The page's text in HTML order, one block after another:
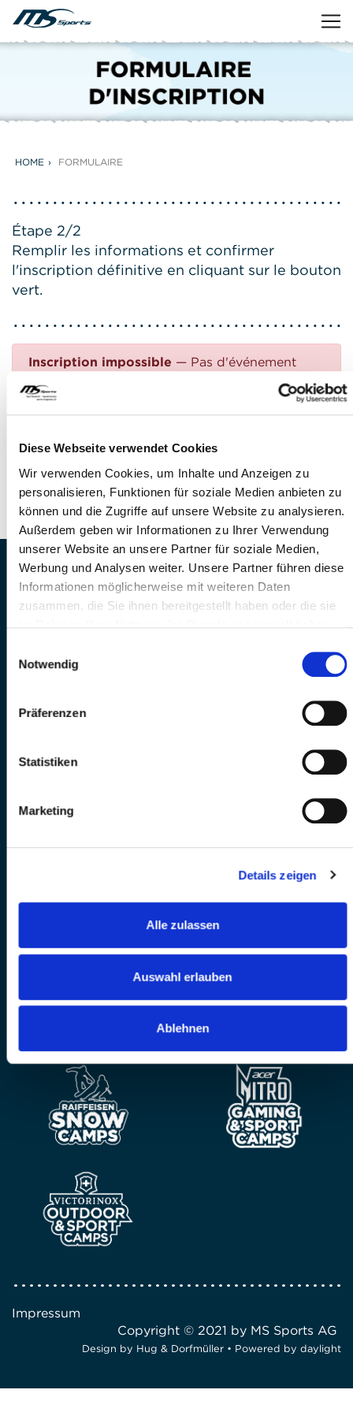
Diese Webseite verwendet Cookies
Wir verwenden Cookies, um Inhalte und Anzeigen zu
personalisieren, Funktionen für soziale Medien anbieten zu
können und die Zugriffe auf unsere Website zu analysieren.
Außerdem geben wir Informationen zu Ihrer Verwendung
unserer Website an unsere Partner für soziale Medien,
Werbung und Analysen weiter. Unsere Partner führen diese
Informationen möglicherweise mit weiteren Daten
zusammen, die Sie ihnen bereitgestellt haben oder die sie
Notwendig
Präferenzen
Statistiken
Marketing
Details zeigen
Alle zulassen
Auswahl erlauben
Ablehnen
HOME FORMULAIRE
Étape 2/2
Remplir les informations et confirmer
l'inscription définitive en cliquant sur le bouton
vert.
Inscription impossible — Pas d'événement
Avez-vous des questions?
Téléphone: +41 41 260 33 67
E-Mail: info@mssports.ch
MS Sports AG • Sonnenrain 3b • CH-6221
Rickenbach
Telefon: +41 41 260 33 67 • E-
Impressum
Copyright © 2021 by MS Sports AG
Design by Hug & Dorfmüller • Powered by daylight